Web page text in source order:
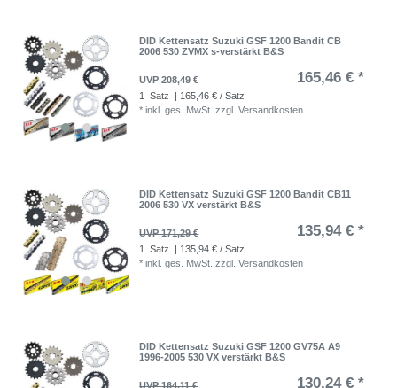
DID Kettensatz Suzuki GSF 1200 Bandit CB
2006 530 ZVMX s-verstärkt B&S
UVP 208,49 € 165,46 € *
1 Satz
| 165,46 € / Satz
*inkl. ges. MwSt. zzgl.Versandkosten
DID Kettensatz Suzuki GSF 1200 Bandit CB11
2006 530 VX verstärkt B&S
UVP 171,29 € 135,94 € *
1 Satz
| 135,94 € / Satz
*inkl. ges. MwSt. zzgl.Versandkosten
DID Kettensatz Suzuki GSF 1200 GV75A A9
1996-2005 530 VX verstärkt B&S
UVP 164,11 € 130,24 € *